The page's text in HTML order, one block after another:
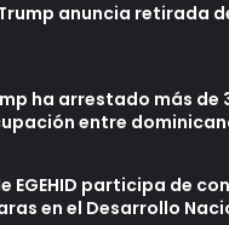
anuncia retirada
ha arrestado más de
entre
EGEHID participa de
en el Desarrollo